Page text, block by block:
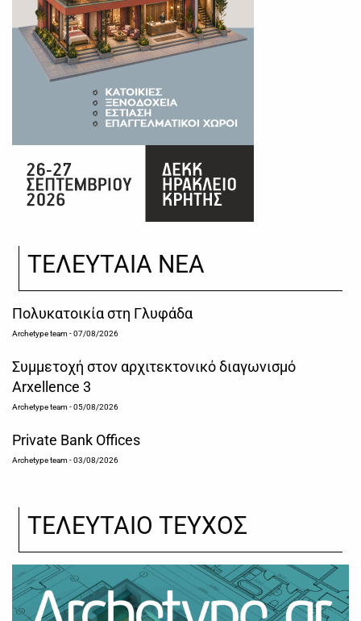
ΤΕΛΕΥΤΑΙΑ ΝΕΑ
Πολυκατοικία στη Γλυφάδα
Archetype team- 07/08/2026
Συμμετοχή στον αρχιτεκτονικό διαγωνισμό
Arxellence 3
Archetype team- 05/08/2026
Private Bank Offices
Archetype team- 03/08/2026
ΤΕΛΕΥΤΑΙΟ ΤΕΥΧΟΣ